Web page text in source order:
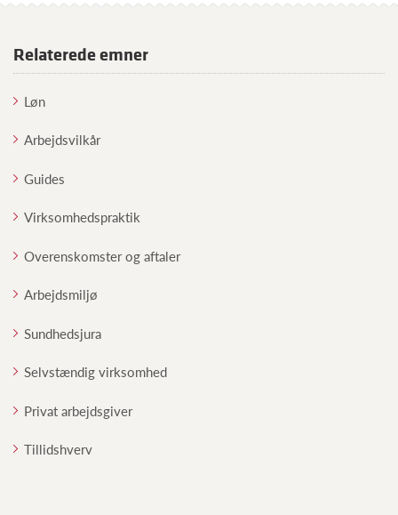
Relaterede emner
Løn
Arbejdsvilkår
Guides
Virksomhedspraktik
Overenskomster og aftaler
Arbejdsmiljø
Sundhedsjura
Selvstændig virksomhed
Privat arbejdsgiver
Tillidshverv